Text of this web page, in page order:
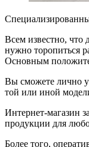
Всем известно, что
нужно торопиться
Основным
Вы сможете лично
той или иной
Интернет-магазин
продукции для
Более того,